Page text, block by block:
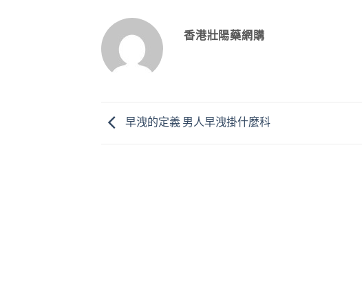
香港壯陽藥網購
早洩的定義 男人早洩掛什麼科